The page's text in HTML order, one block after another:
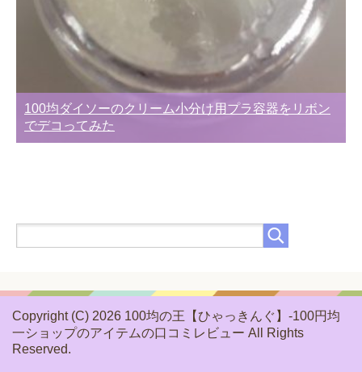
100均ダイソーのクリーム小分け用プラ容器をリボン
でデコってみた
Copyright (C) 2026 100均の王【ひゃっきんぐ】-100円均
一ショップのアイテムの口コミレビュー All Rights
Reserved.